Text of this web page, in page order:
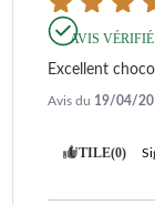
AVIS VÉRIFIÉ
Excellent
Avis du 19/04/
UTILE(0)